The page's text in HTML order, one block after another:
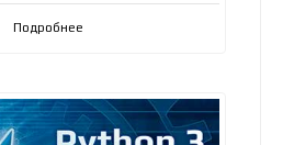
Подробнее